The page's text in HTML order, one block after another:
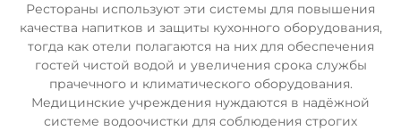
Рестораны используют эти системы для повышения
качества напитков и защиты кухонного оборудования,
тогда как отели полагаются на них для обеспечения
гостей чистой водой и увеличения срока службы
прачечного и климатического оборудования.
Медицинские учреждения нуждаются в надёжной
системе водоочистки для соблюдения строгих